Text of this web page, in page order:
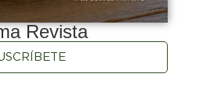
Revista